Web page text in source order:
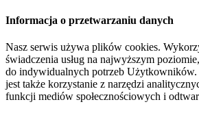
Informacja o przetwarzaniu danych
Nasz serwis używa plików cookies.
świadczenia usług na najwyższym
do indywidualnych potrzeb
jest także korzystanie z narzędzi
funkcji mediów społecznościowych i